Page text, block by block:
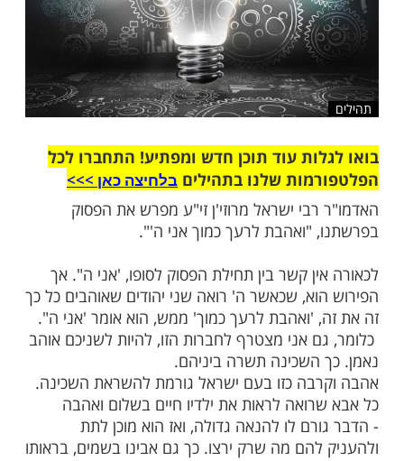
עוד תוכן חדש ומפתיע! התחברו לכל
שלנו בתהילים בלחיצה כאן >>>​
ישראל מרוזי'ן זי"ע מפרש את הפסוק
"ואהבת לרעך כמוך אני ה'".